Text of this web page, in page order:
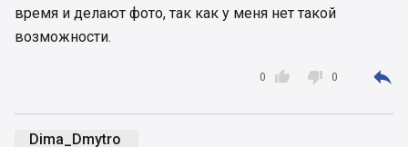
время и делают фото, так как у меня нет такой
возможности.

0  0 
Dima_Dmytro